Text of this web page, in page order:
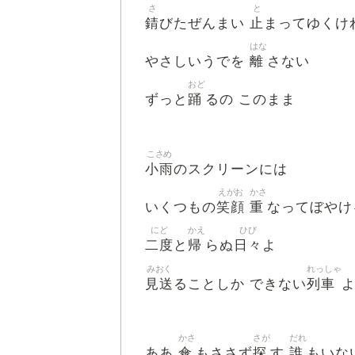
錆
さ
びたぜんまい 止
と
まってゆくけ
やさしいうでを 離
はな
さない
ずっと 踊
おど
るの このまま
小雨
こさめ
のスクリーンには
いくつもの笑顔
えがお
重
かさ
なってぼやけ
二度
にど
と 帰
かえ
らぬ 日々
ひび
よ
見送
みおく
ることしか できない列車
れっしゃ
よ
かさ さが だれ